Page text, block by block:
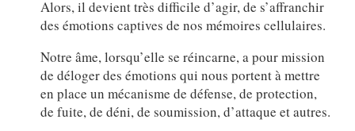
Alors, il devient très difficile d’agir, de s’affranchir
des émotions captives de nos mémoires cellulaires.
Notre âme, lorsqu’elle se réincarne, a pour mission
de déloger des émotions qui nous portent à mettre
en place un mécanisme de défense, de protection,
de fuite, de déni, de soumission, d’attaque et autres.